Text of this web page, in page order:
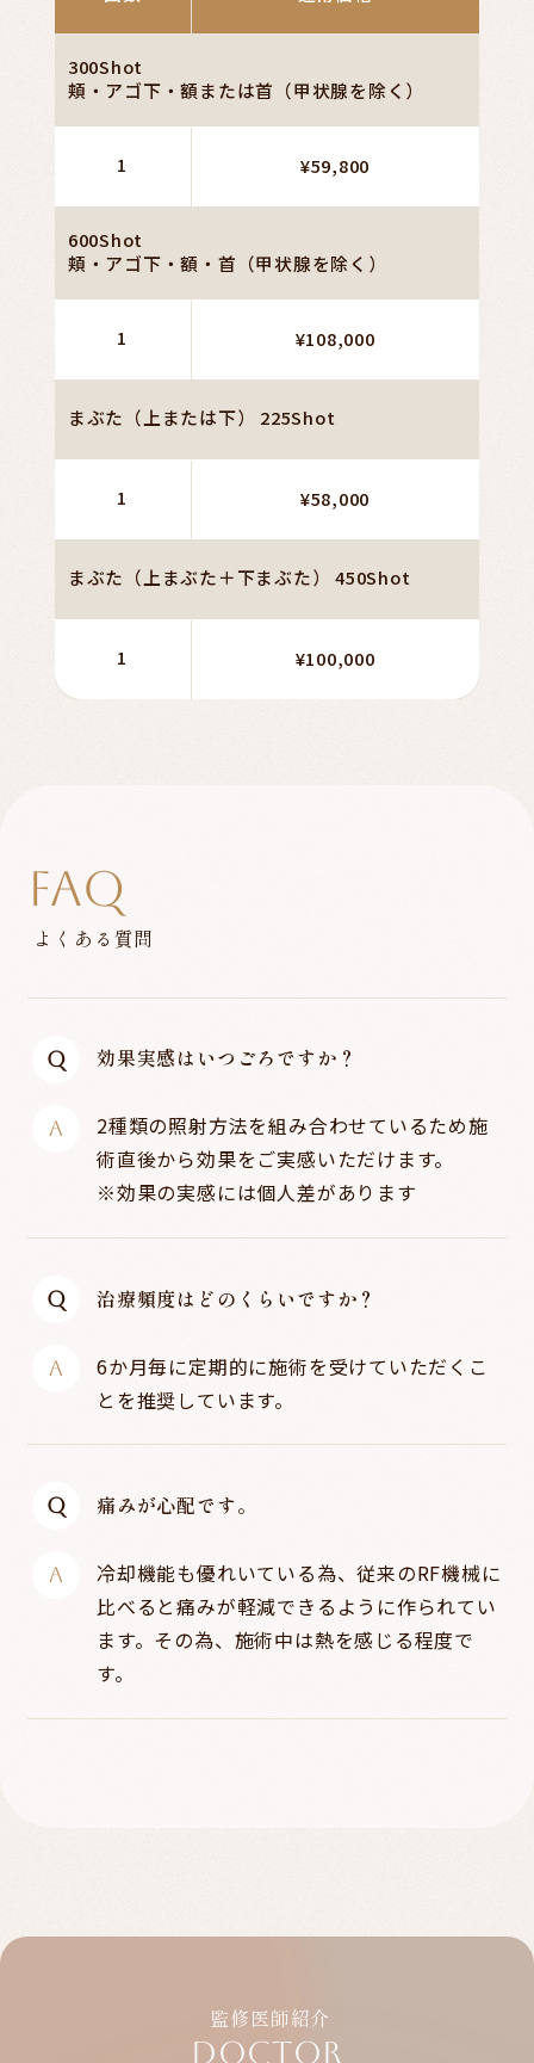
300Shot
頬・アゴ下・額または首（甲状腺を除く）
1 ¥59,800
600Shot
頬・アゴ下・額・首（甲状腺を除く）
1 ¥108,000
まぶた（上または下） 225Shot
1 ¥58,000
まぶた（上まぶた＋下まぶた） 450Shot
1 ¥100,000
FAQ
よくある質問
効果実感はいつごろですか？
2種類の照射方法を組み合わせているため施
術直後から効果をご実感いただけます。
※効果の実感には個人差があります
治療頻度はどのくらいですか？
6か月毎に定期的に施術を受けていただくこ
とを推奨しています。
痛みが心配です。
冷却機能も優れいている為、従来のRF機械に
比べると痛みが軽減できるように作られてい
ます。その為、施術中は熱を感じる程度で
す。
監修医師紹介
DOCTOR